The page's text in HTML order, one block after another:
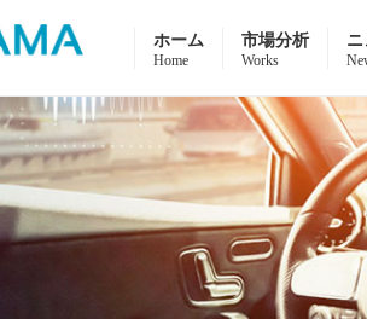
ホーム
Home
市場分析
Works